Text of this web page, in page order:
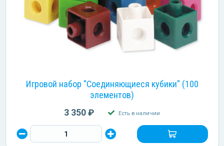
Игровой набор "Соединяющиеся кубики" (100
элементов)
3 350 ₽ Есть в наличии